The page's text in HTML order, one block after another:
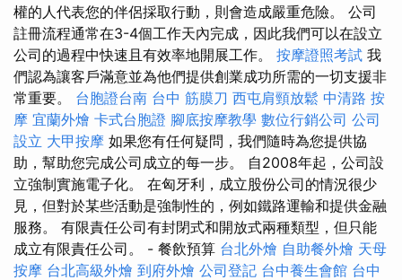
權的人代表您的伴侶採取行動，則會造成嚴重危險。 公司
註冊流程通常在3-4個工作天內完成，因此我們可以在設立
公司的過程中快速且有效率地開展工作。 按摩證照考試 我
們認為讓客戶滿意並為他們提供創業成功所需的一切支援非
常重要。 台胞證台南 台中 筋膜刀 西屯肩頸放鬆 中清路 按
摩 宜蘭外燴 卡式台胞證 腳底按摩教學 數位行銷公司 公司
設立 大甲按摩 如果您有任何疑問，我們隨時為您提供協
助，幫助您完成公司成立的每一步。 自2008年起，公司設
立強制實施電子化。 在匈牙利，成立股份公司的情況很少
見，但對於某些活動是強制性的，例如鐵路運輸和提供金融
服務。 有限責任公司有封閉式和開放式兩種類型，但只能
成立有限責任公司。 - 餐飲預算 台北外燴 自助餐外燴 天母
按摩 台北高級外燴 到府外燴 公司登記 台中養生會館 台中